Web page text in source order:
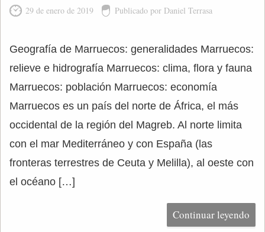
29 de enero de 2019 Publicado por Daniel Terrasa
Geografía de Marruecos: generalidades Marruecos:
relieve e hidrografía Marruecos: clima, flora y fauna
Marruecos: población Marruecos: economía
Marruecos es un país del norte de África, el más
occidental de la región del Magreb. Al norte limita
con el mar Mediterráneo y con España (las
fronteras terrestres de Ceuta y Melilla), al oeste con
el océano […]
Continuar leyendo